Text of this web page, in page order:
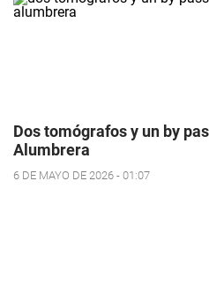
Dos tomógrafos y un by
Alumbrera
6 DE MAYO DE 2026 - 01:07